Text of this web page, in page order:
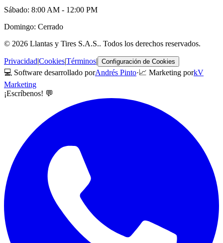
Sábado: 8:00 AM - 12:00 PM
Domingo: Cerrado
© 2026 Llantas y Tires S.A.S.. Todos los derechos reservados.
Privacidad|Cookies|Términos| Configuración de Cookies
💻 Software desarrollado porAndrés Pinto·📈 Marketing porkV
Marketing
¡Escríbenos! 💬